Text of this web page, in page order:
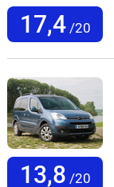
17,4/20
13,8 /20